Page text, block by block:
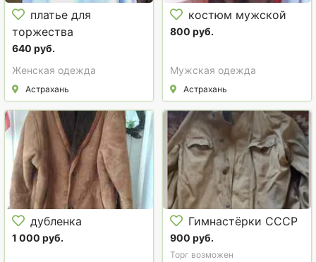
платье для
торжества
640 руб.
Женская одежда
Астрахань
костюм мужской
800 руб.
Мужская одежда
Астрахань
дубленка
1 000 руб.
Гимнастёрки СССР
900 руб.
Торг возможен